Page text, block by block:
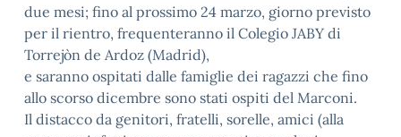
due mesi; fino al prossimo 24 marzo, giorno previsto
per il rientro, frequenteranno il Colegio JABY di
Torrejòn de Ardoz (Madrid),
e saranno ospitati dalle famiglie dei ragazzi che fino
allo scorso dicembre sono stati ospiti del Marconi.
Il distacco da genitori, fratelli, sorelle, amici (alla